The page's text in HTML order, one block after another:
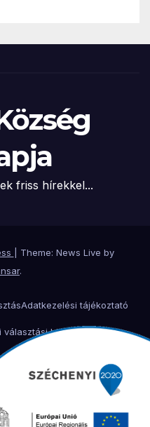
friss hírekkel...
Theme: News Live by
.
Adatkezelési tájékoztató
választási bizottság
Választási iroda
ÖnkormányzatHelyi adó